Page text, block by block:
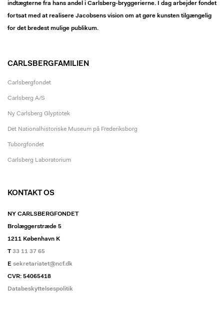
indtægterne fra hans andel i Carlsberg-bryggerierne. I dag arbejder fondet
fortsat med at realisere Jacobsens vision om at gøre kunsten tilgængelig
for det bredest mulige publikum.
CARLSBERGFAMILIEN
Carlsbergfondet
Carlsberg A/S
Ny Carlsberg Glyptotek
Det Nationalhistoriske Museum på Frederiksborg
Tuborgfondet
Carlsberg Laboratorium
KONTAKT OS
NY CARLSBERGFONDET
Brolæggerstræde 5
1211 København K
T33 11 37 65
E sekretariatet@ncf.dk
CVR: 54065418
Databeskyttelsespolitik